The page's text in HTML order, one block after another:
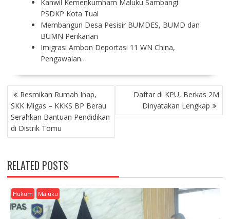
Kanwil Kemenkumham Maluku Sambangi
PSDKP Kota Tual
Membangun Desa Pesisir BUMDES, BUMD dan
BUMN Perikanan
Imigrasi Ambon Deportasi 11 WN China,
Pengawalan…
P
O
S
T
N
V
I
G
A
T
Resmikan Rumah Inap,
SKK Migas – KKKS BP Berau
Serahkan Bantuan Pendidikan
di Distrik Tomu
Daftar di KPU, Berkas 2M
Dinyatakan Lengkap
RELATED POSTS
Hukum Maluku